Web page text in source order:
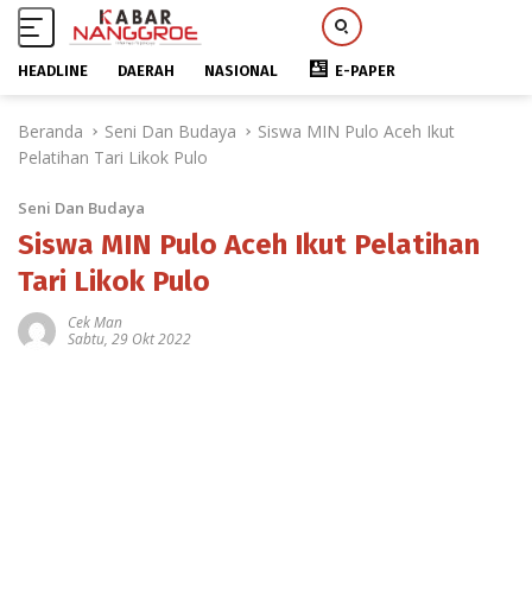
HEADLINE DAERAH NASIONAL E-PAPER
Beranda Seni Dan Budaya
Siswa MIN Pulo Aceh Ikut
Pelatihan Tari Likok Pulo
Seni Dan Budaya
Siswa MIN Pulo Aceh Ikut Pelatihan
Tari Likok Pulo
Cek Man
Sabtu, 29 Okt 2022